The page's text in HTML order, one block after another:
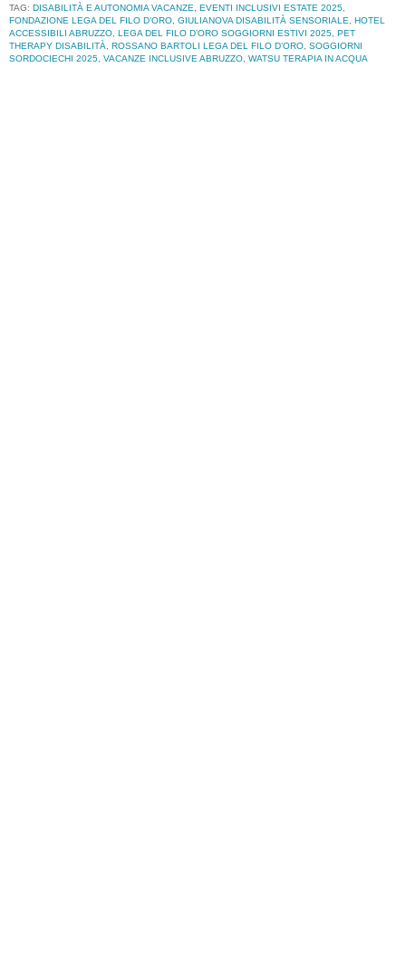
TAG: DISABILITÀ E AUTONOMIA VACANZE EVENTI INCLUSIVI ESTATE 2025
FONDAZIONE LEGA DEL FILO D’ORO GIULIANOVA DISABILITÀ SENSORIALE
HOTEL
ACCESSIBILI ABRUZZO LEGA DEL FILO D’ORO SOGGIORNI ESTIVI 2025 PET
THERAPY DISABILITÀ
ROSSANO BARTOLI LEGA DEL FILO D’ORO SOGGIORNI
SORDOCIECHI 2025 VACANZE INCLUSIVE ABRUZZO WATSU TERAPIA IN ACQUA